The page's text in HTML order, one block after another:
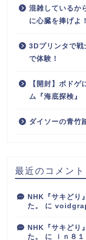
混雑しているか
に心臓を捧げよ！
3Dプリンタで
で体験！
【開封】ボド
ム『海底探検』
ダイソーの青竹
最近のコメント
NHK『サキどり
た。
に
NHK『サキどり
た。
に ｉｎ８